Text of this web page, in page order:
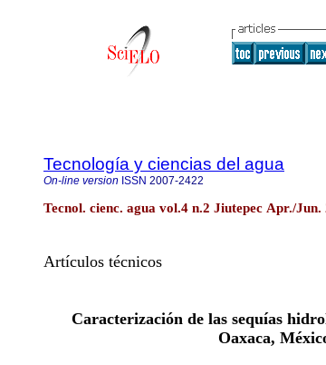
Tecnología y ciencias del agua
On-line version ISSN 2007-2422
Tecnol. cienc. agua vol.4 n.2 Jiutepec Apr./Jun.
Artículos técnicos
Caracterización de las sequías
Oaxaca,